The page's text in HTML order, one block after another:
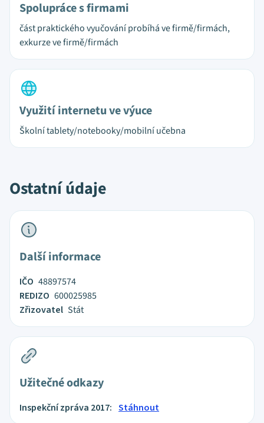
Spolupráce s firmami
část praktického vyučování probíhá ve firmě/firmách,
exkurze ve firmě/firmách
Využití internetu ve výuce
Školní tablety/notebooky/mobilní učebna
Ostatní údaje
Další informace
IČO 48897574
REDIZO 600025985
Zřizovatel Stát
Užitečné odkazy
Inspekční zpráva 2017: Stáhnout